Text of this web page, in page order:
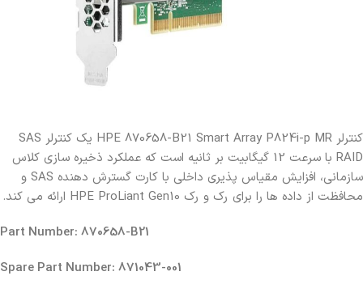
کنترلر HPE 870658-B21 Smart Array P824i-p MR یک کنترلر SAS
RAID با سرعت 12 گیگابیت بر ثانیه است که عملکرد ذخیره سازی کلاس
سازمانی، افزایش مقیاس پذیری داخلی با کارت گسترش دهنده SAS و
محافظت از داده ها را برای رک و رک HPE ProLiant Gen10 ارائه می کند.
Part Number: 870658-B21
Spare Part Number: 871043-001